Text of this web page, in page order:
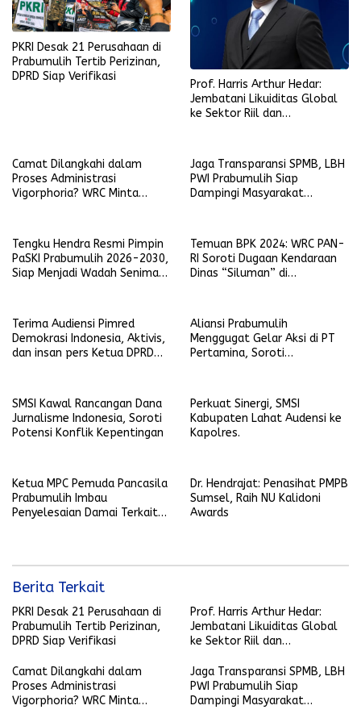
PKRI Desak 21 Perusahaan di
Prabumulih Tertib Perizinan,
DPRD Siap Verifikasi
Prof. Harris Arthur Hedar:
Jembatani Likuiditas Global
ke Sektor Riil dan
PFII
Camat Dilangkahi dalam
Proses Administrasi
Vigorphoria? WRC Minta
Jaga Transparansi SPMB, LBH
PWI Prabumulih Siap
Dampingi Masyarakat
Tengku Hendra Resmi Pimpin
PaSKI Prabumulih 2026-2030,
Siap Menjadi Wadah Seniman
Temuan BPK 2024: WRC PAN-
RI Soroti Dugaan Kendaraan
Dinas “Siluman” di
Terima Audiensi Pimred
Demokrasi Indonesia, Aktivis,
dan insan pers Ketua DPRD
Aliansi Prabumulih
Menggugat Gelar Aksi di PT
Pertamina, Soroti
SMSI Kawal Rancangan Dana
Jurnalisme Indonesia, Soroti
Potensi Konflik Kepentingan
Perkuat Sinergi, SMSI
Kabupaten Lahat Audensi ke
Kapolres.
Ketua MPC Pemuda Pancasila
Prabumulih Imbau
Penyelesaian Damai Terkait
Dr. Hendrajat: Penasihat PMPB
Sumsel, Raih NU Kalidoni
Awards
Berita Terkait
PKRI Desak 21 Perusahaan di
Prabumulih Tertib Perizinan,
DPRD Siap Verifikasi
Prof. Harris Arthur Hedar:
Jembatani Likuiditas Global
ke Sektor Riil dan
Komitmen Kawal Ekosistem
PFII
Camat Dilangkahi dalam
Proses Administrasi
Vigorphoria? WRC Minta
Jaga Transparansi SPMB, LBH
PWI Prabumulih Siap
Dampingi Masyarakat